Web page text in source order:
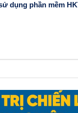
dụng phần mềm